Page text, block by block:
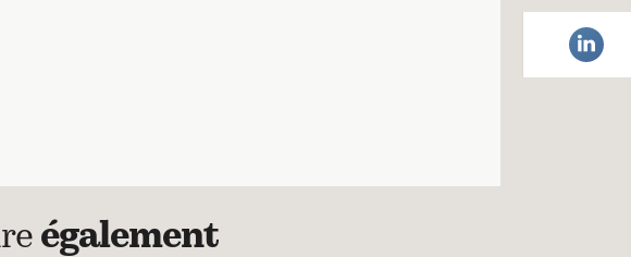
également